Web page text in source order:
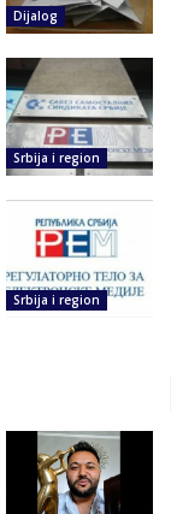
Dijalog
Srbija i region
Srbija i region